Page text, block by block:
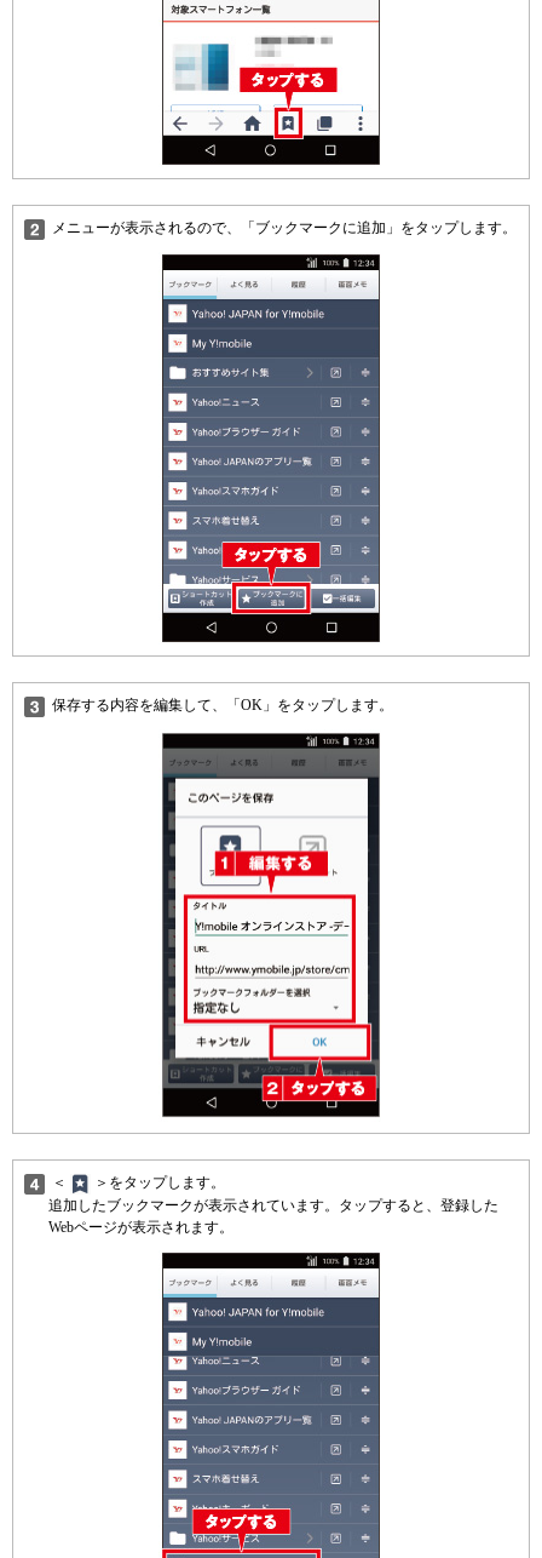
メニューが表示されるので、「ブックマークに追加」をタップします。
保存する内容を編集して、「OK」をタップします。
＜
＞をタップします。
追加したブックマークが表示されています。タップすると、登録した
Webページが表示されます。